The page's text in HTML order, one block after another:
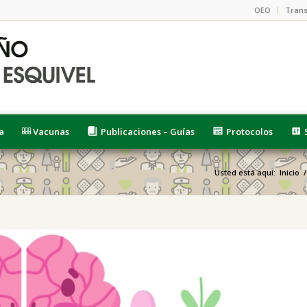
OEO
Vacunas Publicaciones – Guías Protocolos
Usted está aquí: Inicio /